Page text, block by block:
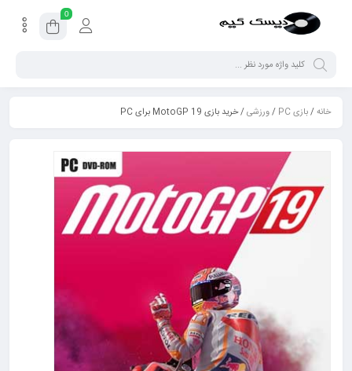
0
خانه/بازی PC /ورزشی/ خرید بازی MotoGP 19 برای PC